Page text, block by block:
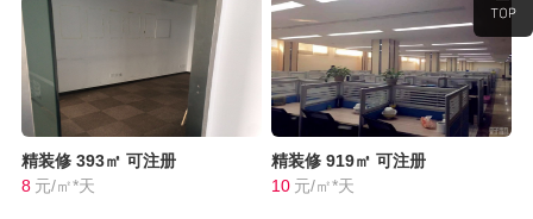
精装修 393㎡ 可注册
8 元/㎡*天
精装修 919㎡ 可注册
10 元/㎡*天